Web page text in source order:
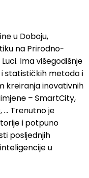
u Doboju,
na Prirodno-
Ima višegodišnje
statističkih metoda i
kreiranja inovativnih
– SmartCity,
Trenutno je
i potpuno
posljednjih
u